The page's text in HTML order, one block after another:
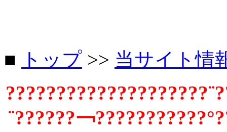
■ トップ >> 当サイト情
¨??????￢